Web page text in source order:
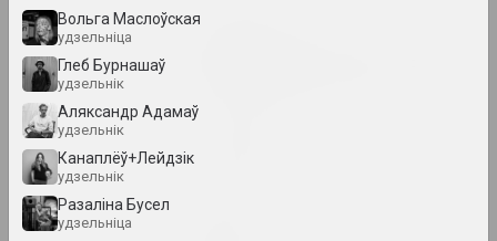
Вольга Маслоўская
удзельніца
Глеб Бурнашаў
удзельнік
Аляксандр Адамаў
удзельнік
Канаплёў+Лейдзік
удзельнік
Разаліна Бусел
удзельніца